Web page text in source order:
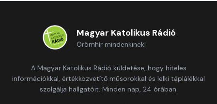
Magyar Katolikus Rádió
Örömhír mindenkinek!
A Magyar Katolikus Rádió küldetése, hogy hiteles
információkkal, értékközvetítő műsorokkal és lelki táplálékkal
szolgálja hallgatóit. Minden nap, 24 órában.